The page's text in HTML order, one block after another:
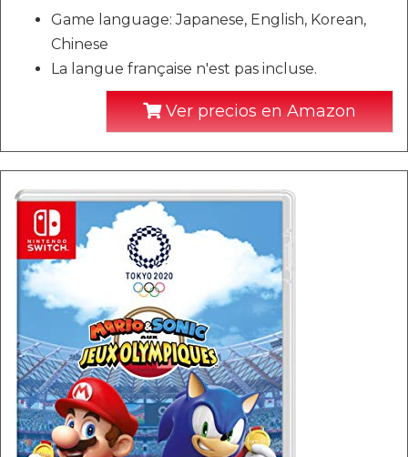
Game language: Japanese, English, Korean,
Chinese
La langue française n'est pas incluse.
Ver precios en Amazon